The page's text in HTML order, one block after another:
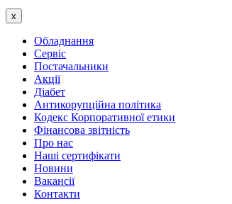
x
Обладнання
Сервіс
Постачальники
Акції
Діабет
Антикорупційна політика
Кодекс Корпоративної етики
Фінансова звітність
Про нас
Наші сертифікати
Новини
Вакансії
Контакти